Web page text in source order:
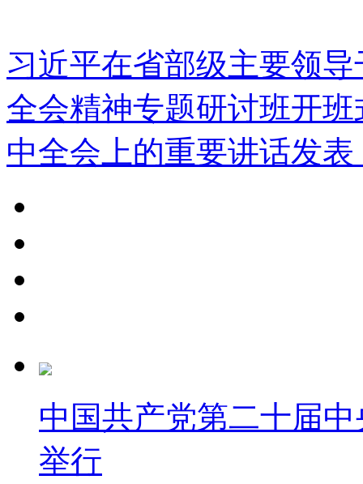
习近平在省部级主要领
全会精神专题研讨班开
中全会上的重要讲话发
中国共产党第二十届
举行